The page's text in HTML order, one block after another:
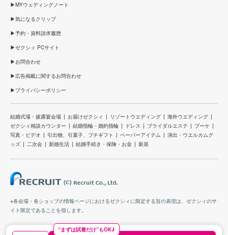
“まずは試着だけ”もOK♪
MYウェディングノート
気になるクリップ
予約・資料請求履歴
ゼクシィ PCサイト
お問合わせ
広告掲載に関するお問合わせ
プライバシーポリシー
結婚式場・披露宴会場 お届けゼクシィ リゾートウエディング
海外ウエディング
ゼクシィ相談カウンター
結婚指輪・婚約指輪 ドレス ブライダルエステ
ブーケ
写真・ビデオ
引出物、引菓子、プチギフト ペーパーアイテム
演出・ウエルカムグ
ッズ
二次会 新婚生活 結婚手続き・保険・お金 新居
※各会場・各ショップの情報ページにおけるゼクシィに限定する旨の表現は、ゼクシィのサ
イト限定であることを指します。